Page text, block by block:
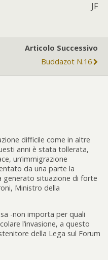
JF
Articolo Successivo
Buddazot N.16
difficile come in altre
anni è stata tollerata,
un’immigrazione
da una parte la
generato situazione di forte
Ministro della
-non importa per quali
l’invasione, a questo
della Lega sul Forum